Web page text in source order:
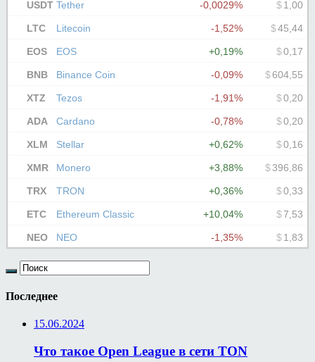
Последнее
15.06.2024
Что такое Open League в сети TON